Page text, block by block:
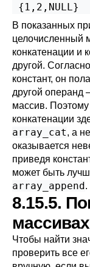
{1,2,NULL}
В показанных
целочисленный
конкатенации и
другой.
констант, он
другой операнд
массив. Поэтому
конкатенации
array_cat, а не
оказывается
приведя
может быть
array_append.
8.15.5.
массивах
Чтобы найти
проверить все